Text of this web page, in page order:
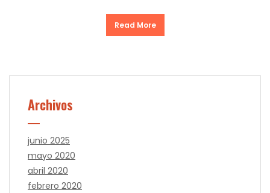
Read More
Archivos
junio 2025
mayo 2020
abril 2020
febrero 2020